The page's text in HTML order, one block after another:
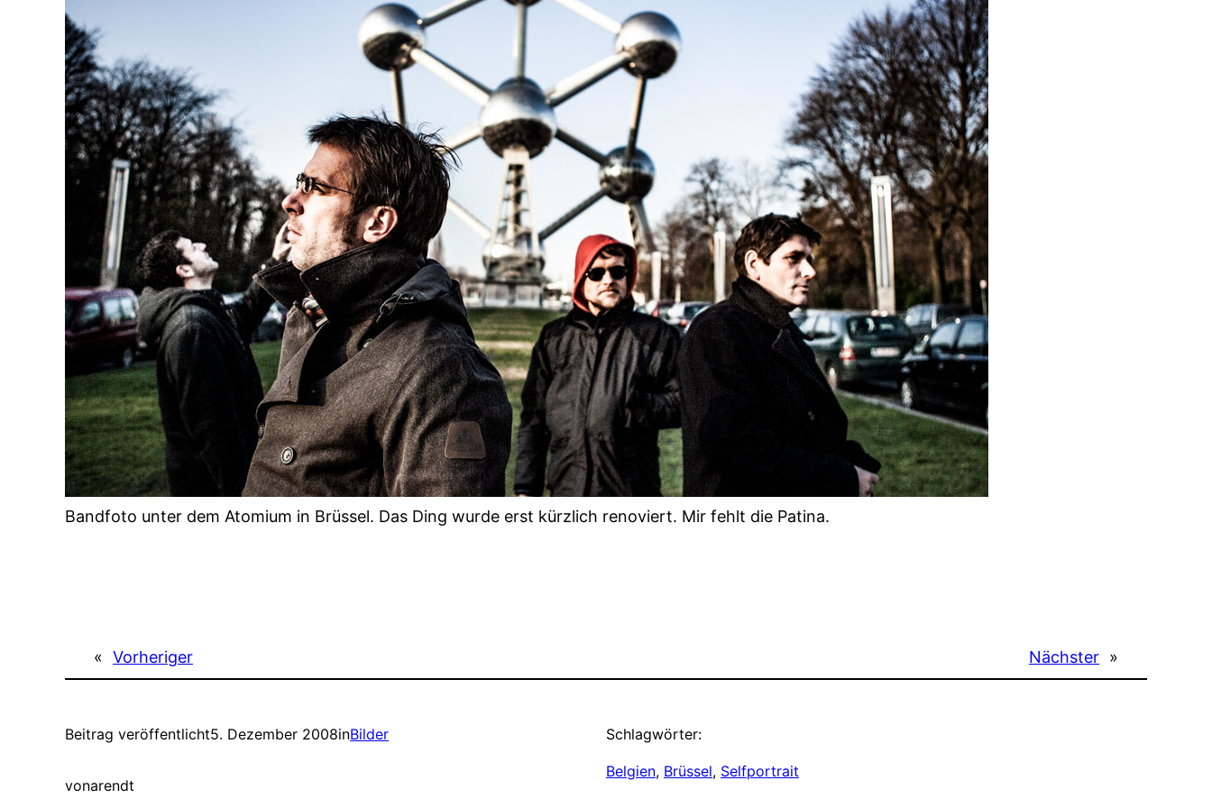
Bandfoto unter dem Atomium in Brüssel. Das Ding wurde erst kürzlich renoviert. Mir fehlt die Patina.
« Vorheriger Nächster »
Beitrag veröffentlicht5. Dezember 2008inBilder
vonarendt
Schlagwörter:
Belgien, Brüssel, Selfportrait